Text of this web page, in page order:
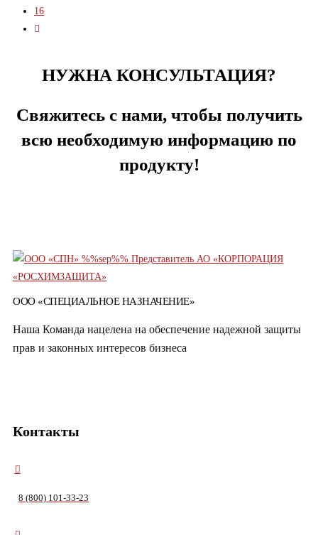
16
НУЖНА КОНСУЛЬТАЦИЯ?
Свяжитесь с нами, чтобы получить
всю необходимую информацию по
продукту!
ООО «СПЕЦИАЛЬНОЕ НАЗНАЧЕНИЕ»
Наша Команда нацелена на обеспечение надежной защиты
прав и законных интересов бизнеса
Контакты
8 (800) 101-33-23